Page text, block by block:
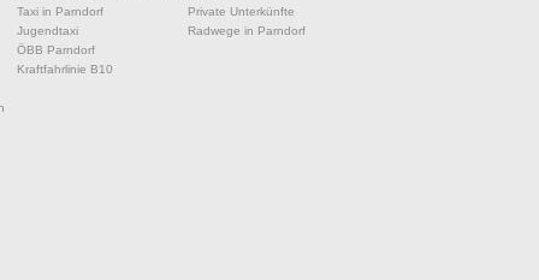
Taxi in Parndorf
Jugendtaxi
ÖBB Parndorf
Kraftfahrlinie B10
Private Unterkünfte
Radwege in Parndorf